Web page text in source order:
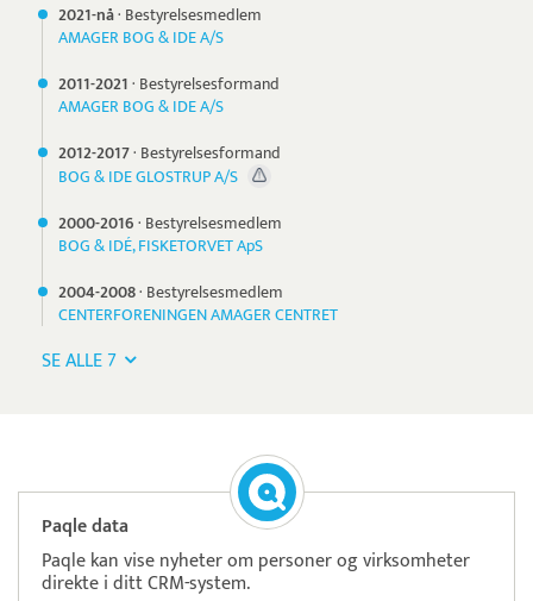
2021-nå· Bestyrelsesmedlem
AMAGER BOG & IDE A/S
2011-2021· Bestyrelsesformand
AMAGER BOG & IDE A/S
2012-2017· Bestyrelsesformand
BOG & IDE GLOSTRUP A/S
2000-2016· Bestyrelsesmedlem
BOG & IDÉ, FISKETORVET ApS
2004-2008· Bestyrelsesmedlem
CENTERFORENINGEN AMAGER CENTRET
SE ALLE 7
Paqle data
Paqle kan vise nyheter om personer og virksomheter
direkte i ditt CRM-system.